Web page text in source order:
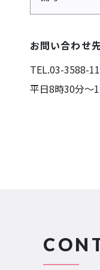
お問い合わせ
TEL.03-3588-
平日8時30分～